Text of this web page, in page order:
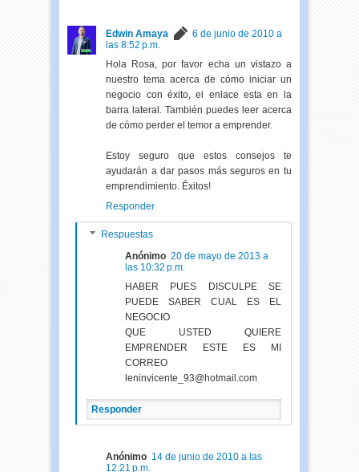
Edwin Amaya
6 de junio de 2010 a
las 8:52 p.m.
Hola Rosa, por favor echa un vistazo a
nuestro tema acerca de cómo iniciar un
negocio con éxito, el enlace esta en la
barra lateral. También puedes leer acerca
de cómo perder el temor a emprender.
Estoy seguro que estos consejos te
ayudarán a dar pasos más seguros en tu
emprendimiento. Éxitos!
Responder
Respuestas
Anónimo 20 de mayo de 2013 a
las 10:32 p.m.
HABER PUES DISCULPE SE
PUEDE SABER CUAL ES EL
NEGOCIO
QUE USTED QUIERE
EMPRENDER ESTE ES MI
CORREO
leninvicente_93@hotmail.com
Responder
Anónimo 14 de junio de 2010 a las
12:21 p.m.